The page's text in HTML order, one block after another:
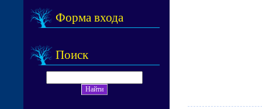
Форма входа
Поиск